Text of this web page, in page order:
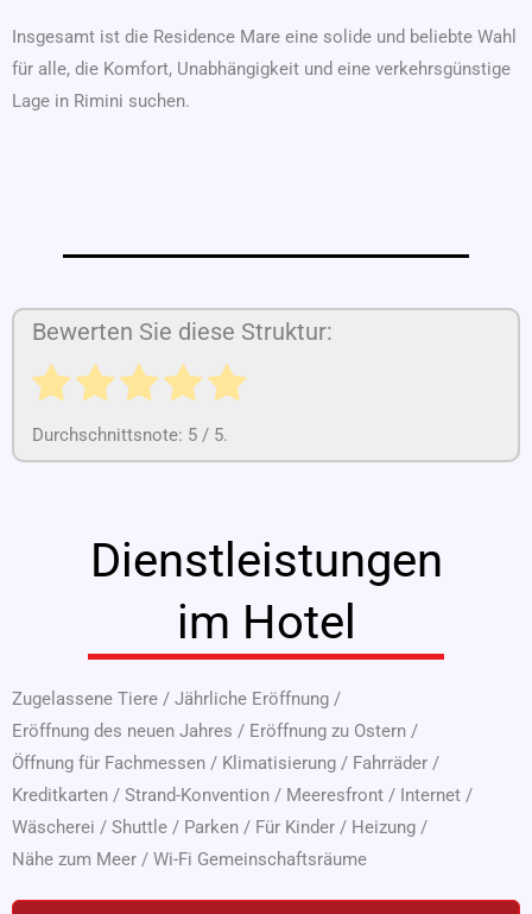
Insgesamt ist die Residence Mare eine solide und beliebte Wahl
für alle, die Komfort, Unabhängigkeit und eine verkehrsgünstige
Lage in Rimini suchen.
Bewerten Sie diese Struktur:
Durchschnittsnote: 5 / 5.
Dienstleistungen
im Hotel
Zugelassene Tiere / Jährliche Eröffnung /
Eröffnung des neuen Jahres / Eröffnung zu Ostern /
Öffnung für Fachmessen / Klimatisierung / Fahrräder /
Kreditkarten / Strand-Konvention / Meeresfront / Internet /
Wäscherei / Shuttle / Parken / Für Kinder / Heizung /
Nähe zum Meer / Wi-Fi Gemeinschaftsräume